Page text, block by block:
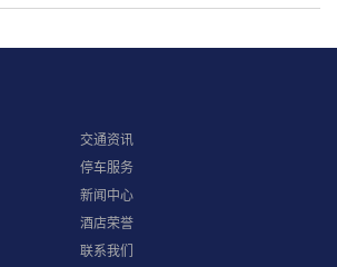
交通资讯
停车服务
新闻中心
酒店荣誉
联系我们